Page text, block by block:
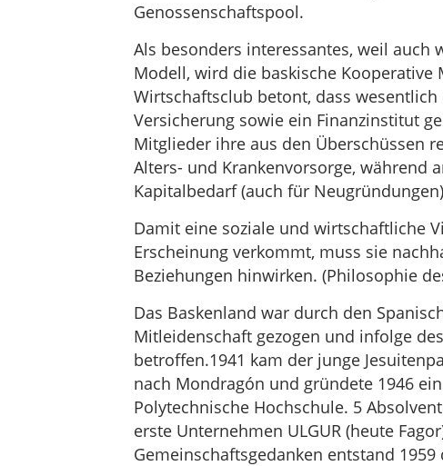
Genossenschaftspool.
Als besonders interessantes, weil
Modell, wird die baskische Kooperative
Wirtschaftsclub betont, dass
Versicherung sowie ein Finanzinstitut
Mitglieder ihre aus den Überschüssen
Alters- und Krankenvorsorge, während
Kapitalbedarf (auch für
Damit eine soziale und wirtschaftliche
Erscheinung verkommt, muss sie
Beziehungen hinwirken. (Philosophie
Das Baskenland war durch den
Mitleidenschaft gezogen und infolge
betroffen.1941 kam der junge
nach Mondragón und gründete 1946
Polytechnische Hochschule. 5
erste Unternehmen ULGUR (heute
Gemeinschaftsgedanken entstand